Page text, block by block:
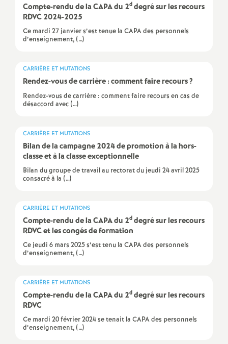
e
s
n
e
i
n
e
e
n
Compte-rendu de la CAPA du 2ddegré sur les recours
RDVC 2024-2025
Ce mardi 27 janvier s’est tenue la CAPA des personnels
d’enseignement, (…)
CARRIÈRE ET MUTATIONS
Rendez-vous de carrière : comment faire recours?
Rendez-vous de carrière : comment faire recours en cas de
désaccord avec (…)
CARRIÈRE ET MUTATIONS
Bilan de la campagne 2024 de promotion à la hors-
classe et à la classe exceptionnelle
Bilan du groupe de travail au rectorat du jeudi 24 avril 2025
consacré à la (…)
CARRIÈRE ET MUTATIONS
Compte-rendu de la CAPA du 2ddegré sur les recours
RDVC et les congés de formation
Ce jeudi 6 mars 2025 s’est tenu la CAPA des personnels
d’enseignement, (…)
CARRIÈRE ET MUTATIONS
Compte-rendu de la CAPA du 2ddegré sur les recours
RDVC
Ce mardi 20 février 2024 se tenait la CAPA des personnels
d’enseignement, (…)